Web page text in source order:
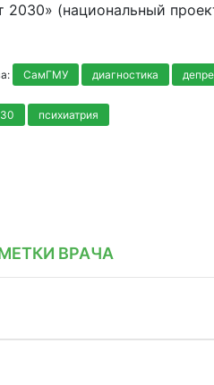
2030» (национальный
СамГМУ диагностика
психиатрия
ВРАЧА